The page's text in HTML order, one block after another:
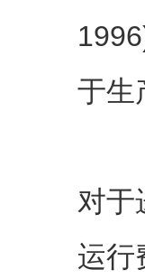
于生
对于
运行